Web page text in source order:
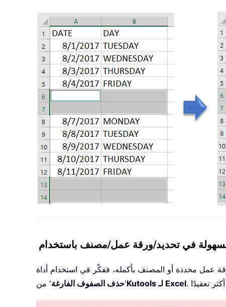
عمل محددة أو المصنف بأكمله، ففكّر في استخدام أداة
'حذف الصفوف الفارغة' من Kutools لـ Excel